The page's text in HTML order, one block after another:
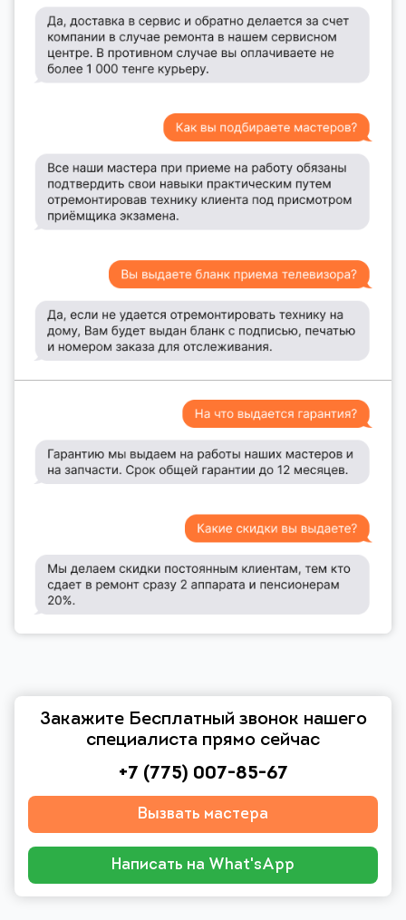
Закажите Бесплатный звонок нашего
специалиста прямо сейчас
+7 (775) 007-85-67
Вызвать мастера
Написать на What'sApp